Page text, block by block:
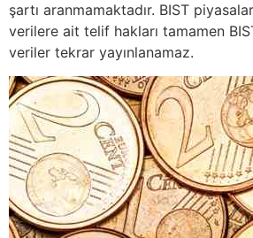
şartı aranmamaktadır. BIST
verilere ait telif hakları tamamen
veriler tekrar yayınlanamaz.